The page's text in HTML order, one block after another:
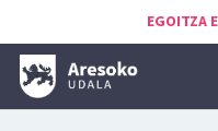
EGOITZA